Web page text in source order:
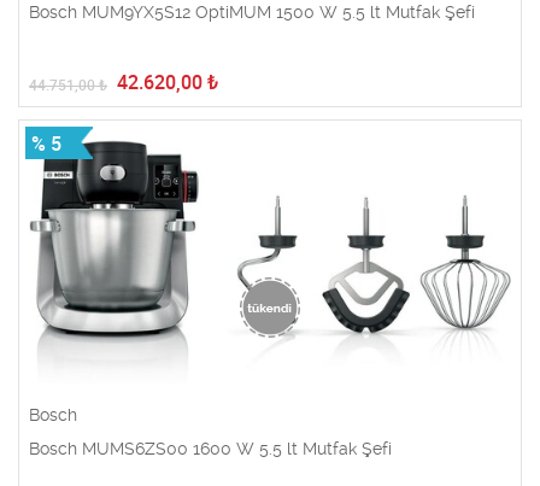
Bosch MUM9YX5S12 OptiMUM 1500 W 5.5 lt Mutfak Şefi
44.751,00₺ 42.620,00 ₺
% 5
Bosch
Bosch MUMS6ZS00 1600 W 5.5 lt Mutfak Şefi